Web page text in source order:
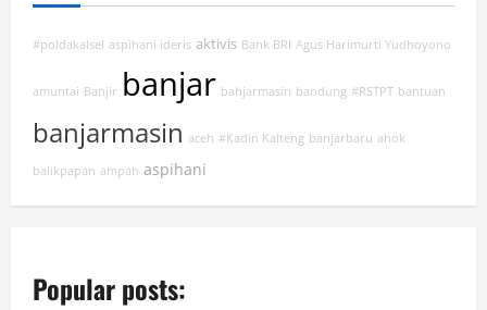
#poldakalsel aspihani ideris aktivis Bank BRI Agus Harimurti Yudhoyono
amuntai Banjir banjar bahjarmasin bandung #RSTPT bantuan
banjarmasin aceh #Kadin Kalteng banjarbaru ahok
balikpapan ampah aspihani
Popular posts: